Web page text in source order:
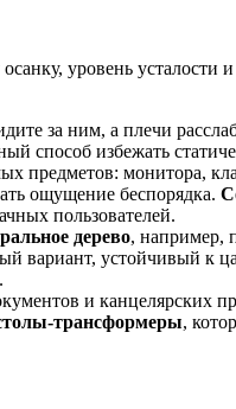
уровень усталости
за ним, а плечи
способ избежать
предметов: монитора,
ощущение беспорядка.
пользователей.
дерево, например,
вариант, устойчивый к
и канцелярских
трансформеры,